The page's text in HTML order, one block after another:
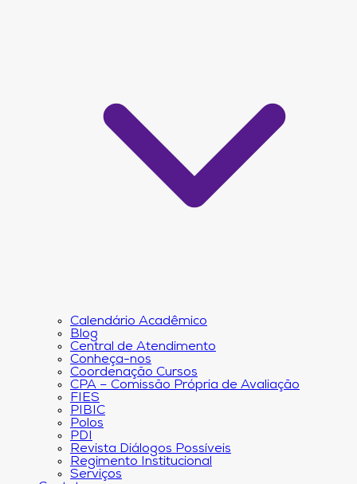
Calendário Acadêmico
Blog
Central de Atendimento
Conheça-nos
Coordenação Cursos
CPA – Comissão Própria de Avaliação
FIES
PIBIC
Polos
PDI
Revista Diálogos Possíveis
Regimento Institucional
Serviços